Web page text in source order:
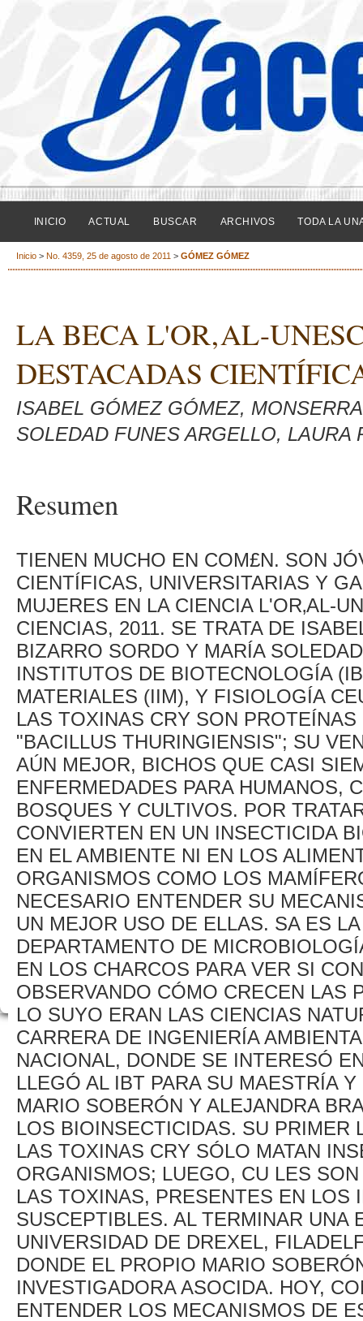
INICIO ACTUAL BUSCAR ARCHIVOS TODA LA
Inicio > No. 4359, 25 de agosto de 2011 > GÓMEZ GÓMEZ
LA BECA L'OR‚AL-
DESTACADAS
ISABEL GÓMEZ GÓMEZ,
SOLEDAD FUNES ARGELLO, LAURA
Resumen
TIENEN MUCHO EN COM£N. SON
CIENTÍFICAS, UNIVERSITARIAS Y
MUJERES EN LA CIENCIA L'OR‚AL-
CIENCIAS, 2011. SE TRATA DE
BIZARRO SORDO Y MARÍA
INSTITUTOS DE BIOTECNOLOGÍA
MATERIALES (IIM), Y FISIOLOGÍA
LAS TOXINAS CRY SON
"BACILLUS THURINGIENSIS"; SU
AÚN MEJOR, BICHOS QUE CASI
ENFERMEDADES PARA HUMANOS,
BOSQUES Y CULTIVOS. POR
CONVIERTEN EN UN INSECTICIDA
EN EL AMBIENTE NI EN LOS
ORGANISMOS COMO LOS
NECESARIO ENTENDER SU
UN MEJOR USO DE ELLAS. SA ES
DEPARTAMENTO DE
EN LOS CHARCOS PARA VER SI
OBSERVANDO CÓMO CRECEN LAS
LO SUYO ERAN LAS CIENCIAS
CARRERA DE INGENIERÍA
NACIONAL, DONDE SE INTERESÓ
LLEGÓ AL IBT PARA SU MAESTRÍA
MARIO SOBERÓN Y ALEJANDRA
LOS BIOINSECTICIDAS. SU PRIMER
LAS TOXINAS CRY SÓLO MATAN
ORGANISMOS; LUEGO, CU LES
LAS TOXINAS, PRESENTES EN LOS
SUSCEPTIBLES. AL TERMINAR UNA
UNIVERSIDAD DE DREXEL,
DONDE EL PROPIO MARIO
INVESTIGADORA ASOCIDA. HOY,
ENTENDER LOS MECANISMOS DE